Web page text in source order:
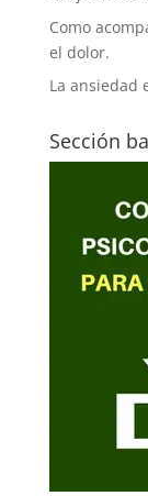
Como
el dolor.
La ansiedad
Sección